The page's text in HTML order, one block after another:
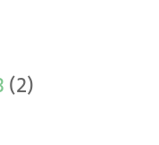
(2)